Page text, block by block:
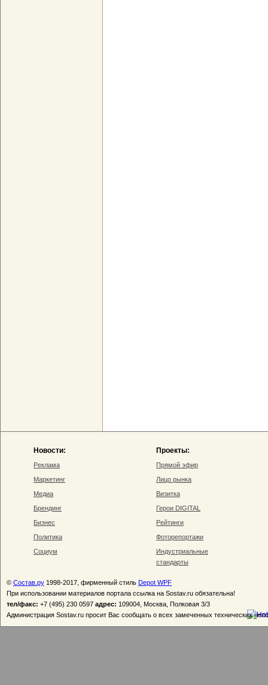
Новости:
Реклама
Маркетинг
Медиа
Брендинг
Бизнес
Политика
Социум
Проекты:
Прямой эфир
Лицо рынка
Визитка
Герои DIGITAL
Рейтинги
Фоторепортажи
Индустриальные
стандарты
© Состав.ру 1998-2017, фирменный стиль Depot WPF
При использовании материалов портала ссылка на Sostav.ru обязательна!
тел/факс: +7 (495) 230 0597 адрес: 109004, Москва, Полковая 3/3
Администрация Sostav.ru просит Вас сообщать о всех замеченных технических